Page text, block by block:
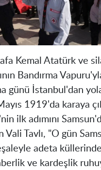
Kemal Atatürk ve
Bandırma
günü İstanbul'dan
1919'da karaya
ilk adımını
Vali Tavlı, "O gün
adeta
ve kardeşlik